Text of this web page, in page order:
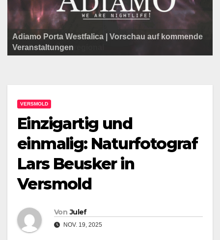
Programm der Komödie am Klosterplatz.
Litfaßsäule Überregional
Adiamo Porta Westfalica | Vorschau auf kommende
Veranstaltungen
Litfaßsäule Überregional
Tanzfest Bielefeld - 19. Juli bis 1. August 2026
Litfaßsäule Überregional
VERSMOLD
Einzigartig und
einmalig: Naturfotograf
Lars Beusker in
Versmold
Von Julef
NOV. 19, 2025